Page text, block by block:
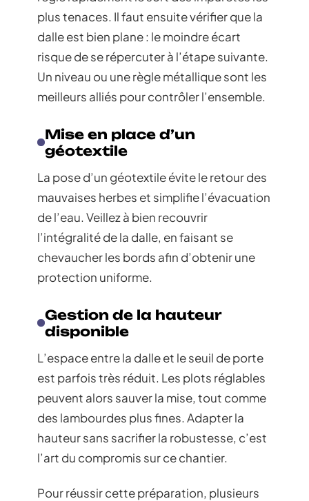
plus tenaces. Il faut ensuite vérifier que la
dalle est bien plane : le moindre écart
risque de se répercuter à l’étape suivante.
Un niveau ou une règle métallique sont les
meilleurs alliés pour contrôler l’ensemble.
Mise en place d’un
géotextile
La pose d’un géotextile évite le retour des
mauvaises herbes et simplifie l’évacuation
de l’eau. Veillez à bien recouvrir
l’intégralité de la dalle, en faisant se
chevaucher les bords afin d’obtenir une
protection uniforme.
Gestion de la hauteur
disponible
L’espace entre la dalle et le seuil de porte
est parfois très réduit. Les plots réglables
peuvent alors sauver la mise, tout comme
des lambourdes plus fines. Adapter la
hauteur sans sacrifier la robustesse, c’est
l’art du compromis sur ce chantier.
Pour réussir cette préparation, plusieurs